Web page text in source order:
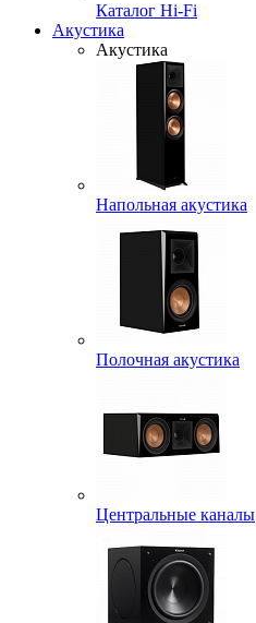
Каталог Hi-Fi
Акустика
Акустика
Напольная акустика
Полочная акустика
Центральные каналы